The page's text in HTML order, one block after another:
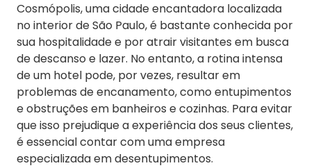
Cosmópolis, uma cidade encantadora localizada
no interior de São Paulo, é bastante conhecida por
sua hospitalidade e por atrair visitantes em busca
de descanso e lazer. No entanto, a rotina intensa
de um hotel pode, por vezes, resultar em
problemas de encanamento, como entupimentos
e obstruções em banheiros e cozinhas. Para evitar
que isso prejudique a experiência dos seus clientes,
é essencial contar com uma empresa
especializada em desentupimentos.